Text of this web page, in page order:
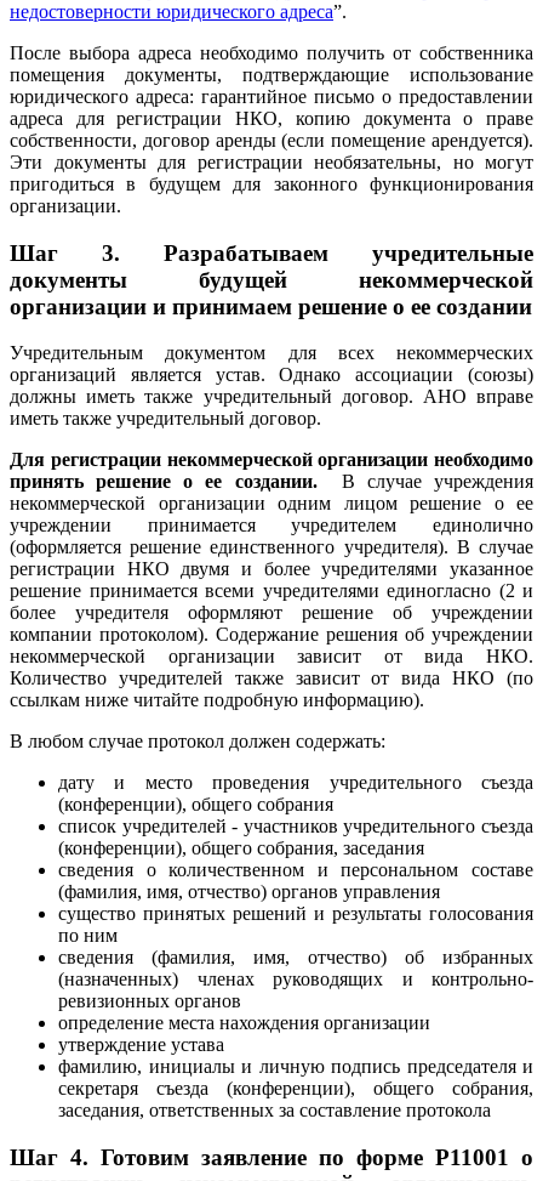
недостоверности юридического адреса”.
После выбора адреса необходимо получить от собственника
помещения документы, подтверждающие использование
юридического адреса: гарантийное письмо о предоставлении
адреса для регистрации НКО, копию документа о праве
собственности, договор аренды (если помещение арендуется).
Эти документы для регистрации необязательны, но могут
пригодиться в будущем для законного функционирования
организации.
Шаг 3. Разрабатываем учредительные
документы будущей некоммерческой
организации и принимаем решение о ее создании
Учредительным документом для всех некоммерческих
организаций является устав. Однако ассоциации (союзы)
должны иметь также учредительный договор. АНО вправе
иметь также учредительный договор.
Для регистрации некоммерческой организации необходимо
принять решение о ее создании. В случае учреждения
некоммерческой организации одним лицом решение о ее
учреждении принимается учредителем единолично
(оформляется решение единственного учредителя). В случае
регистрации НКО двумя и более учредителями указанное
решение принимается всеми учредителями единогласно (2 и
более учредителя оформляют решение об учреждении
компании протоколом). Содержание решения об учреждении
некоммерческой организации зависит от вида НКО.
Количество учредителей также зависит от вида НКО (по
ссылкам ниже читайте подробную информацию).
В любом случае протокол должен содержать:
дату и место проведения учредительного съезда
(конференции), общего собрания
список учредителей - участников учредительного съезда
(конференции), общего собрания, заседания
сведения о количественном и персональном составе
(фамилия, имя, отчество) органов управления
существо принятых решений и результаты голосования
по ним
сведения (фамилия, имя, отчество) об избранных
(назначенных) членах руководящих и контрольно-
ревизионных органов
определение места нахождения организации
утверждение устава
фамилию, инициалы и личную подпись председателя и
секретаря съезда (конференции), общего собрания,
заседания, ответственных за составление протокола
Шаг 4. Готовим заявление по форме Р11001 о